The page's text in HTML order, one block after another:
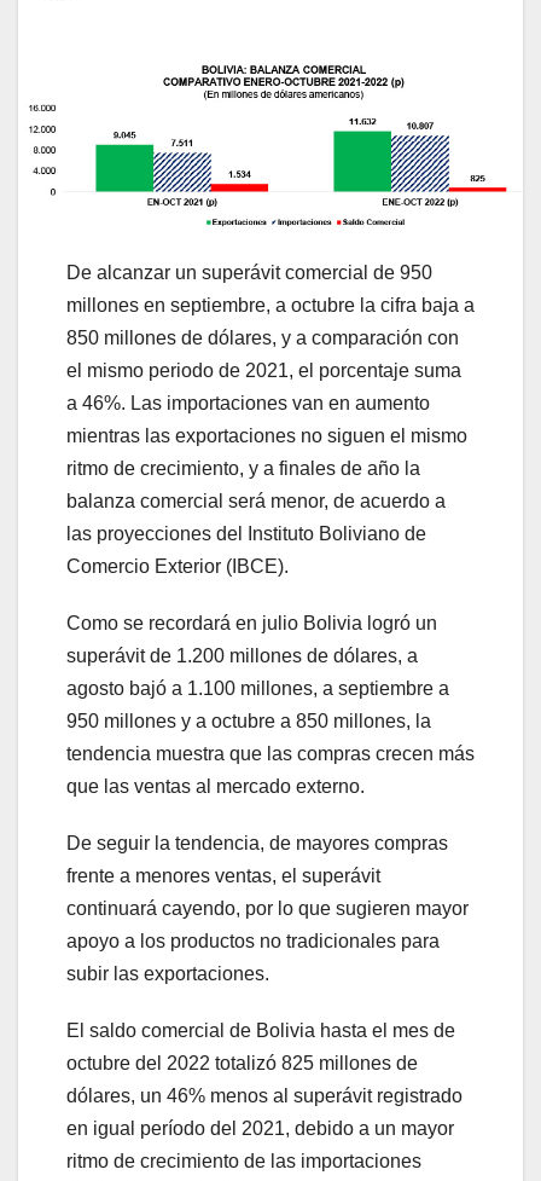
De alcanzar un superávit comercial de 950
millones en septiembre, a octubre la cifra baja a
850 millones de dólares, y a comparación con
el mismo periodo de 2021, el porcentaje suma
a 46%. Las importaciones van en aumento
mientras las exportaciones no siguen el mismo
ritmo de crecimiento, y a finales de año la
balanza comercial será menor, de acuerdo a
las proyecciones del Instituto Boliviano de
Comercio Exterior (IBCE).
Como se recordará en julio Bolivia logró un
superávit de 1.200 millones de dólares, a
agosto bajó a 1.100 millones, a septiembre a
950 millones y a octubre a 850 millones, la
tendencia muestra que las compras crecen más
que las ventas al mercado externo.
De seguir la tendencia, de mayores compras
frente a menores ventas, el superávit
continuará cayendo, por lo que sugieren mayor
apoyo a los productos no tradicionales para
subir las exportaciones.
El saldo comercial de Bolivia hasta el mes de
octubre del 2022 totalizó 825 millones de
dólares, un 46% menos al superávit registrado
en igual período del 2021, debido a un mayor
ritmo de crecimiento de las importaciones